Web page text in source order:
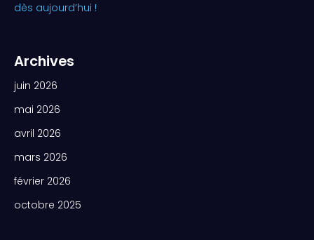
dès aujourd’hui !
Archives
juin 2026
mai 2026
avril 2026
mars 2026
février 2026
octobre 2025